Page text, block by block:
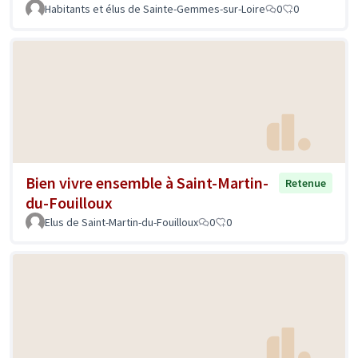
Habitants et élus de Sainte-Gemmes-sur-Loire 0 0
Bien vivre ensemble à Saint-Martin-
du-Fouilloux
Retenue
Elus de Saint-Martin-du-Fouilloux 0 0